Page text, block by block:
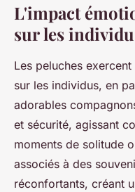
L'impact
sur les
Les peluches
sur les individus, en
adorables
et sécurité, agissant
moments de solitude
associés à des
réconfortants, créant